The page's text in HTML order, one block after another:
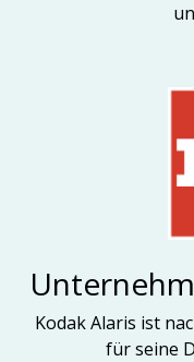
Kodak Alaris ist
für seine